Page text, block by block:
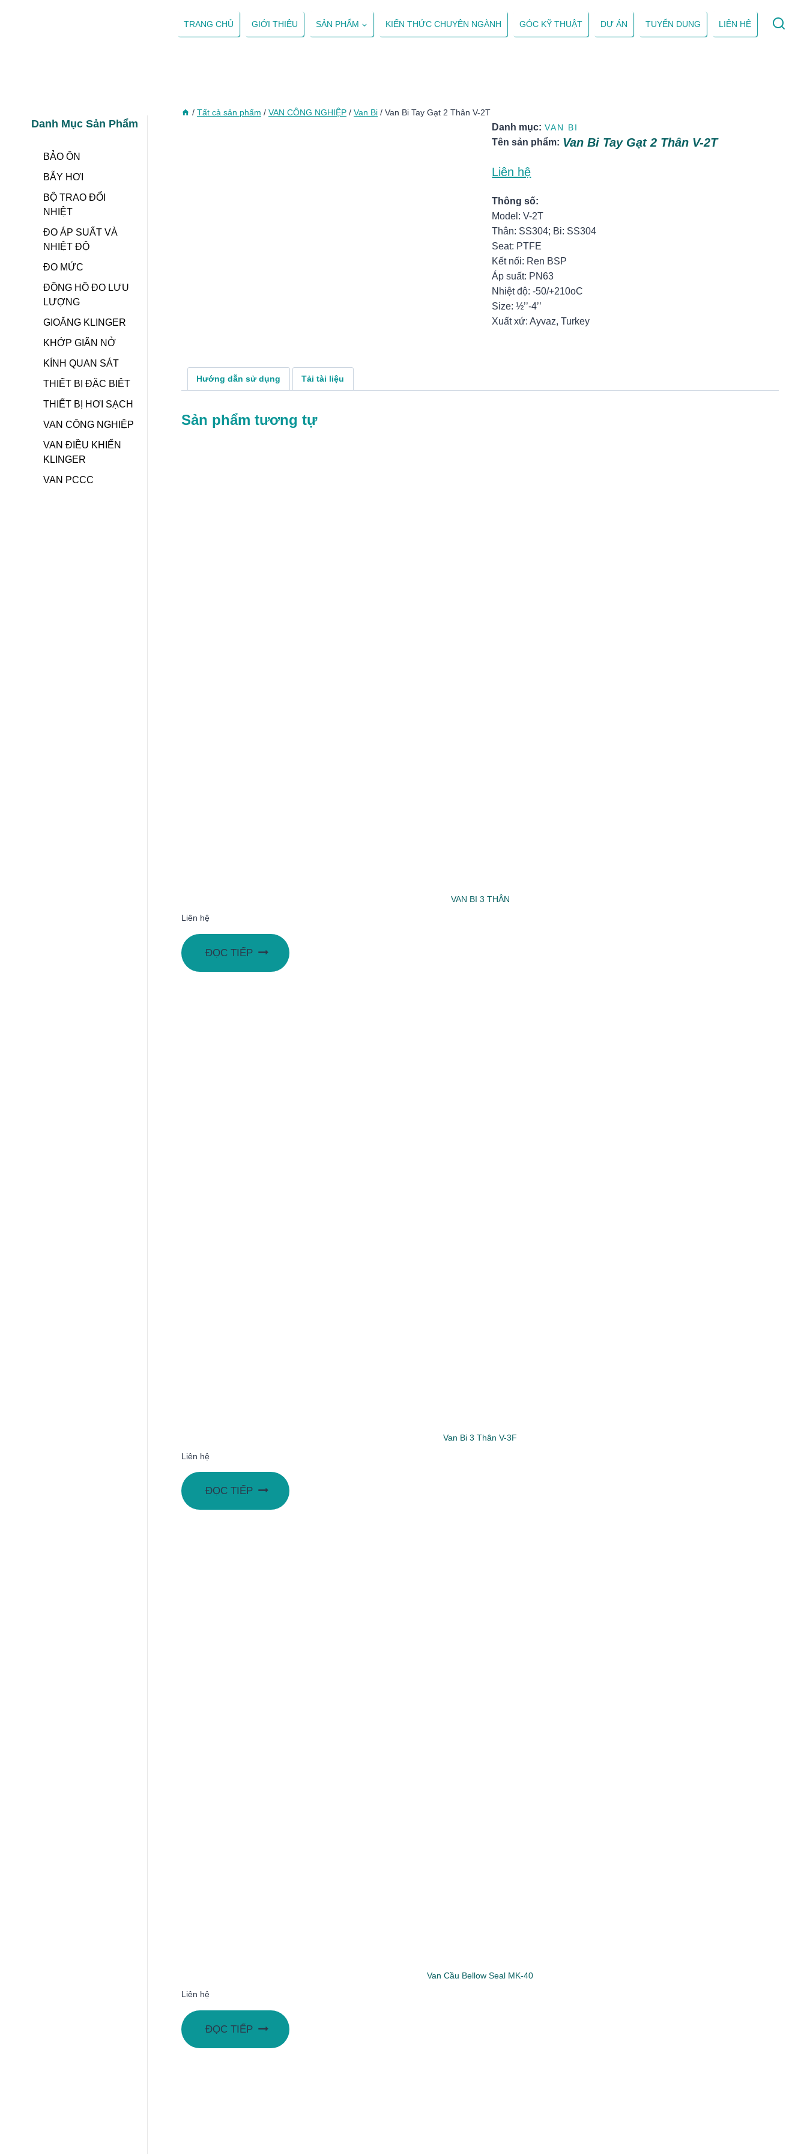
TRANG CHỦ GIỚI THIỆU SẢN PHẨM KIẾN THỨC CHUYÊN NGÀNH GÓC KỸ THUẬT DỰ ÁN TUYỂN DỤNG LIÊN HỆ
/ Tất cả sản phẩm / VAN CÔNG NGHIỆP / Van Bi / Van Bi Tay Gạt 2 Thân V-2T
Danh mục: VAN BI
Tên sản phẩm: Van Bi Tay Gạt 2 Thân V-2T
Liên hệ
Thông số:
Model: V-2T
Thân: SS304; Bi: SS304
Seat: PTFE
Kết nối: Ren BSP
Áp suất: PN63
Nhiệt độ: -50/+210oC
Size: ½’’-4’’
Xuất xứ: Ayvaz, Turkey
Hướng dẫn sử dụng Tải tài liệu
Sản phẩm tương tự
VAN BI 3 THÂN
Liên hệ
ĐỌC TIẾP
Van Bi 3 Thân V-3F
Liên hệ
ĐỌC TIẾP
Van Cầu Bellow Seal MK-40
Liên hệ
ĐỌC TIẾP
Danh Mục Sản Phẩm
BẢO ÔN
BẪY HƠI
BỘ TRAO ĐỔI
NHIỆT
ĐO ÁP SUẤT VÀ
NHIỆT ĐỘ
ĐO MỨC
ĐỒNG HỒ ĐO LƯU
LƯỢNG
GIOĂNG KLINGER
KHỚP GIÃN NỞ
KÍNH QUAN SÁT
THIẾT BỊ ĐẶC BIỆT
THIẾT BỊ HƠI SẠCH
VAN CÔNG NGHIỆP
VAN ĐIỀU KHIỂN
KLINGER
VAN PCCC